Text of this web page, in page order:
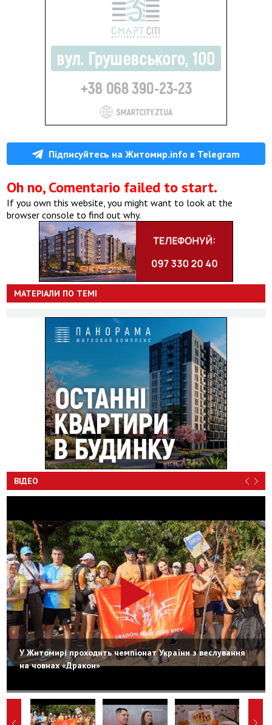
Підписуйтесь на Житомир.info в Telegram
Oh no, Comentario failed to start.
If you own this website, you might want to look at the
browser console to find out why.
МАТЕРІАЛИ ПО ТЕМІ
ВІДЕО
У Житомирі проходить чемпіонат України з веслування
на човнах «Дракон»